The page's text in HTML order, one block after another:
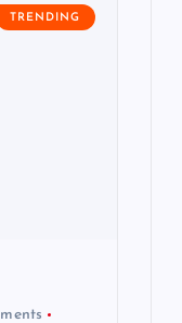
TRENDING